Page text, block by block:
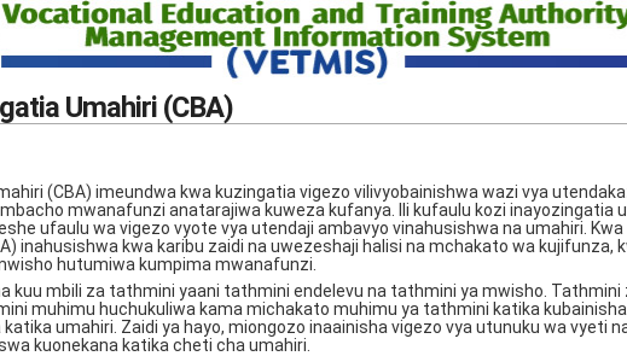
Umahiri (CBA)
(CBA) imeundwa kwa kuzingatia vigezo vilivyobainishwa wazi vya
mwanafunzi anatarajiwa kuweza kufanya. Ili kufaulu kozi inayozingatia
ufaulu wa vigezo vyote vya utendaji ambavyo vinahusishwa na umahiri.
inahusishwa kwa karibu zaidi na uwezeshaji halisi na mchakato wa kujifunza,
hutumiwa kumpima mwanafunzi.
kuu mbili za tathmini yaani tathmini endelevu na tathmini ya mwisho. Tathmini
muhimu huchukuliwa kama michakato muhimu ya tathmini katika
umahiri. Zaidi ya hayo, miongozo inaainisha vigezo vya utunuku wa vyeti
kuonekana katika cheti cha umahiri.